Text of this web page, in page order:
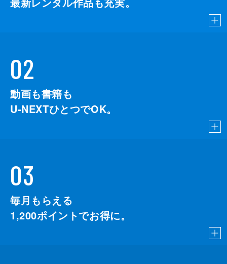
02
動画も書籍も
U-NEXTひとつでOK。
03
毎月もらえる
1,200ポイントでお得に。